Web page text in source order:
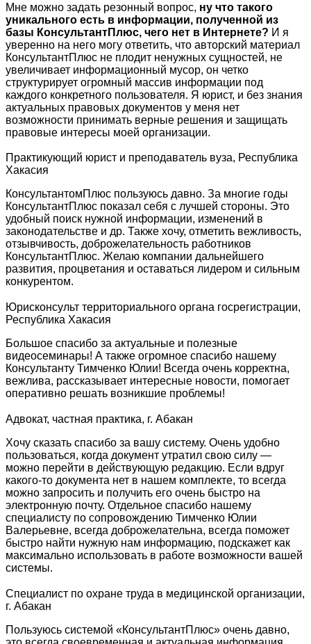
Мне можно задать резонный вопрос, ну что такого
уникального есть в информации, полученной из
базы КонсультантПлюс, чего нет в Интернете? И я
уверенно на него могу ответить, что авторский материал
КонсультантПлюс не плодит ненужных сущностей, не
увеличивает информационный мусор, он четко
структурирует огромный массив информации под
каждого конкретного пользователя. Я юрист, и без знания
актуальных правовых документов у меня нет
возможности принимать верные решения и защищать
правовые интересы моей организации.
Практикующий юрист и преподаватель вуза, Республика
Хакасия
КонсультантомПлюс пользуюсь давно. За многие годы
КонсультантПлюс показал себя с лучшей стороны. Это
удобный поиск нужной информации, изменений в
законодательстве и др. Также хочу, отметить вежливость,
отзывчивость, доброжелательность работников
КонсультантПлюс. Желаю компании дальнейшего
развития, процветания и оставаться лидером и сильным
конкурентом.
Юрисконсульт территориального органа госрегистрации,
Республика Хакасия
Большое спасибо за актуальные и полезные
видеосеминары! А также огромное спасибо нашему
Консультанту Тимченко Юлии! Всегда очень корректна,
вежлива, рассказывает интересные новости, помогает
оперативно решать возникшие проблемы!
Адвокат, частная практика, г. Абакан
Хочу сказать спасибо за вашу систему. Очень удобно
пользоваться, когда документ утратил свою силу —
можно перейти в действующую редакцию. Если вдруг
какого-то документа нет в нашем комплекте, то всегда
можно запросить и получить его очень быстро на
электронную почту. Отдельное спасибо нашему
специалисту по сопровождению Тимченко Юлии
Валерьевне, всегда доброжелательна, всегда поможет
быстро найти нужную нам информацию, подскажет как
максимально использовать в работе возможности вашей
системы.
Специалист по охране труда в медицинской организации,
г. Абакан
Пользуюсь системой «КонсультантПлюс» очень давно,